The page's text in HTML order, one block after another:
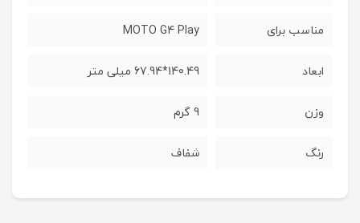
مناسب برای MOTO G4 Play
ابعاد 140.49*67.94 میلی متر
وزن 9 گرم
رنگ شفاف